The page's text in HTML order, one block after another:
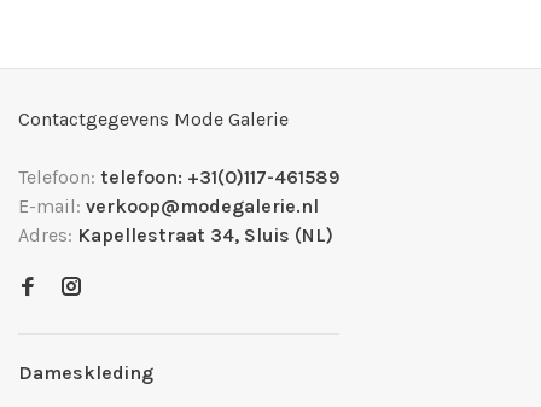
Contactgegevens Mode Galerie
Telefoon: telefoon: +31(0)117-461589
E-mail: verkoop@modegalerie.nl
Adres: Kapellestraat 34, Sluis (NL)
Dameskleding